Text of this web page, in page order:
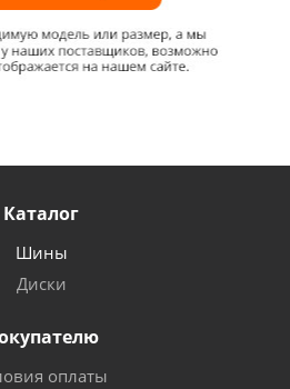
Каталог
Шины
Диски
оплаты